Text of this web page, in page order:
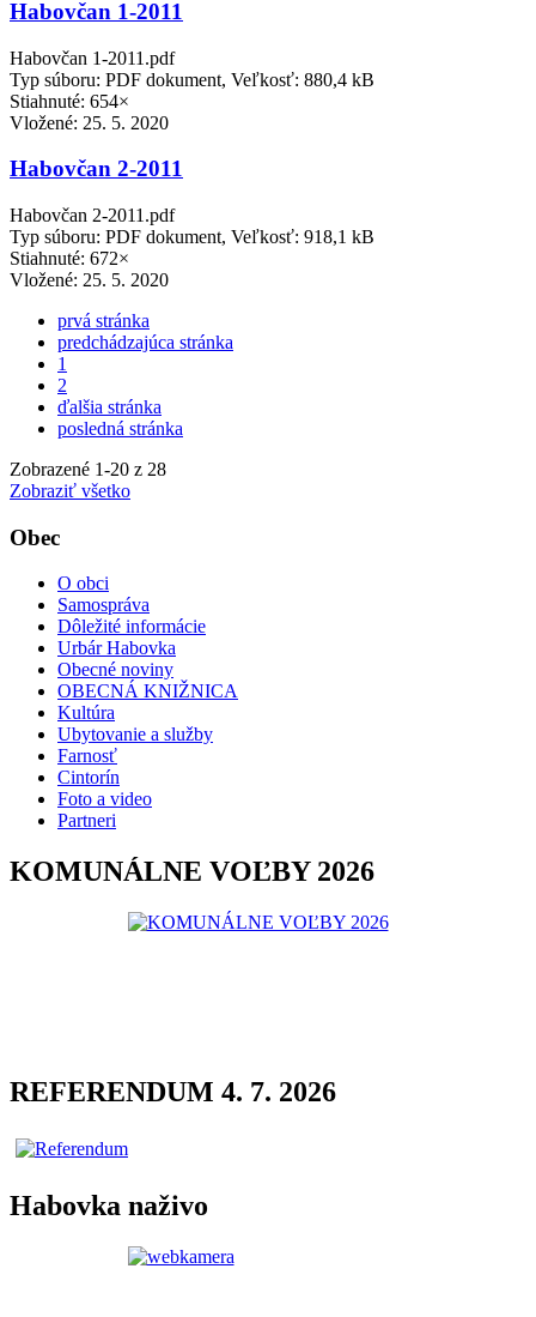
Habovčan 1-2011
Habovčan 1-2011.pdf
Typ súboru: PDF dokument, Veľkosť: 880,4 kB
Stiahnuté: 654×
Vložené: 25. 5. 2020
Habovčan 2-2011
Habovčan 2-2011.pdf
Typ súboru: PDF dokument, Veľkosť: 918,1 kB
Stiahnuté: 672×
Vložené: 25. 5. 2020
prvá stránka
predchádzajúca stránka
1
2
ďalšia stránka
posledná stránka
Zobrazené 1-20 z 28
Zobraziť všetko
Obec
O obci
Samospráva
Dôležité informácie
Urbár Habovka
Obecné noviny
OBECNÁ KNIŽNICA
Kultúra
Ubytovanie a služby
Farnosť
Cintorín
Foto a video
Partneri
KOMUNÁLNE VOĽBY 2026
REFERENDUM 4. 7. 2026
Habovka naživo